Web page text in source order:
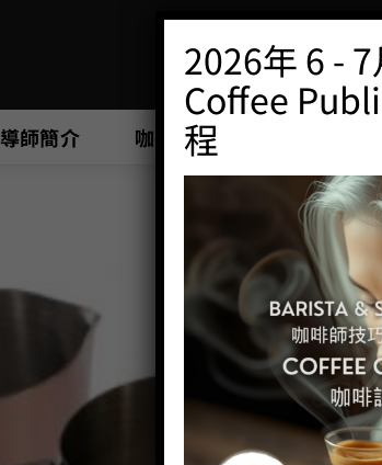
導師簡介 咖啡班/工作坊
2026年 6 -
Coffee
程